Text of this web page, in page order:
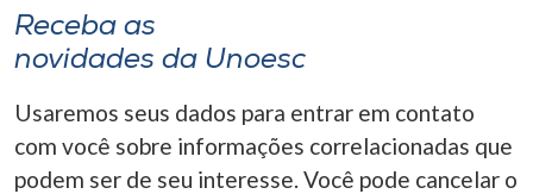
Receba as
novidades da Unoesc
Usaremos seus dados para entrar em contato
com você sobre informações correlacionadas que
podem ser de seu interesse. Você pode cancelar o